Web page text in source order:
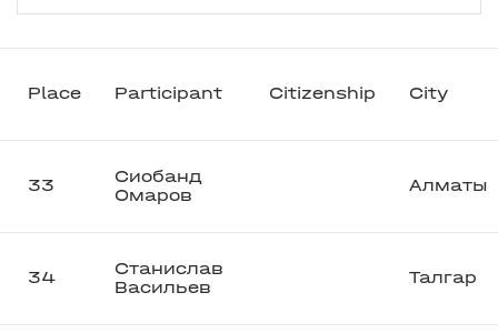
Place Participant Citizenship City
33
Сиобанд
Омаров
Алматы
34
Станислав
Васильев
Талгар